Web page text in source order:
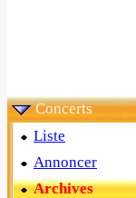
Concerts
Liste
Annoncer
Archives